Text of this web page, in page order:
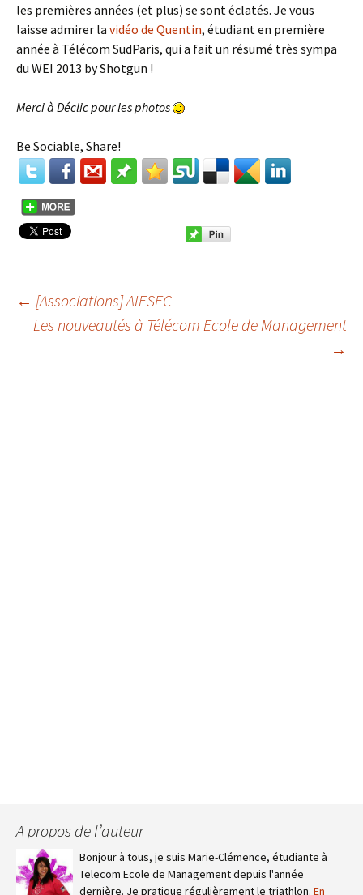
les premières années (et plus) se sont éclatés. Je vous
laisse admirer la vidéo de Quentin, étudiant en première
année à Télécom SudParis, qui a fait un résumé très sympa
du WEI 2013 by Shotgun !
Merci à Déclic pour les photos
Be Sociable, Share!
Navigation des
← [Associations] AIESEC
Les nouveautés à Télécom Ecole de Management
→
A propos de l’auteur
Bonjour à tous, je suis Marie-Clémence, étudiante à
Telecom Ecole de Management depuis l'année
dernière. Je pratique régulièrement le triathlon. En